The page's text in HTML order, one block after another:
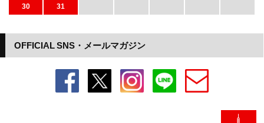
OFFICIAL SNS・メールマガジン
30
31